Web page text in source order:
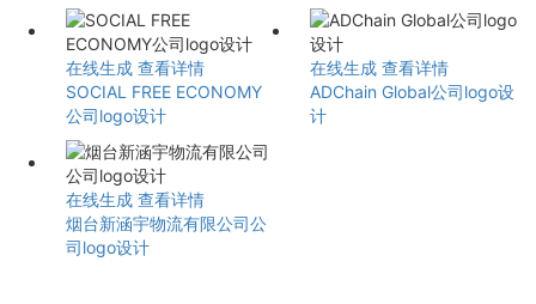
在线生成 查看详情
SOCIAL FREE ECONOMY
公司logo设计
在线生成 查看详情
ADChain Global公司logo设
计
在线生成 查看详情
烟台新涵宇物流有限公司公
司logo设计